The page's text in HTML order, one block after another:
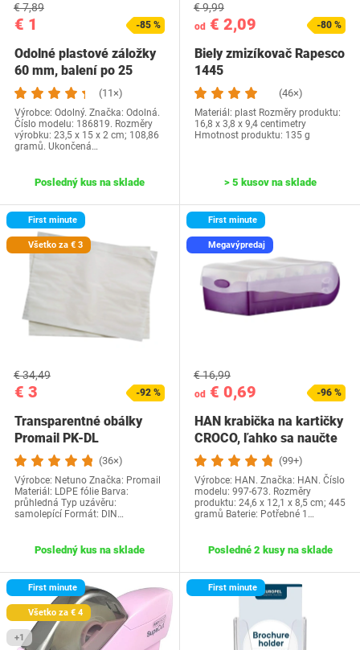
€ 1
€ 7,89
-85 %
Odolné plastové záložky
60 mm, balení po 25
kusech,…
(11×)
Výrobce: Odolný. Značka: Odolná.
Číslo modelu: 186819. Rozměry
výrobku: 23,5 x 15 x 2 cm; 108,86
gramů. Ukončená…
Posledný kus na sklade
od € 2,09
€ 9,99
-80 %
Biely zmizíkovač Rapesco
1445
(46×)
Materiál: plast Rozměry produktu:
16,8 x 3,8 x 9,4 centimetry
Hmotnost produktu: 135 g
> 5 kusov na sklade
First minute
Všetko za € 3
€ 3
€ 34,49
-92 %
Transparentné obálky
Promail ‎PK-DL
(36×)
Výrobce: ‎Netuno Značka: ‎Promail
Materiál: LDPE fólie Barva:
průhledná Typ uzávěru:
samolepící Formát: DIN…
Posledný kus na sklade
First minute
Megavýpredaj
od € 0,69
€ 16,99
-96 %
HAN krabička na kartičky
CROCO, ľahko sa naučte
slovnú…
(99+)
Výrobce: HAN. Značka: HAN. Číslo
modelu: 997-673. Rozměry
produktu: 24,6 x 12,1 x 8,5 cm; 445
gramů Baterie: Potřebné 1…
Posledné 2 kusy na sklade
First minute
Všetko za € 4
+1
First minute